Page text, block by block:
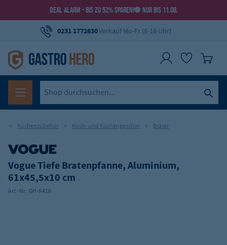
DEAL ALARM - BIS ZU 52% SPAREN! NUR BIS 11.08.
0231 1772630Verkauf Mo-Fr (8-18 Uhr)
Küchenzubehör Koch- und Küchengeschirr Bräter
Vogue Tiefe Bratenpfanne, Aluminium,
61x45,5x10 cm
Art.-Nr.: GH-K416